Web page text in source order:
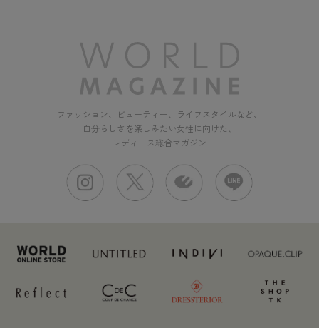
ファッション、ビューティー、ライフスタイルなど、
自分らしさを楽しみたい女性に向けた、
レディース総合マガジン